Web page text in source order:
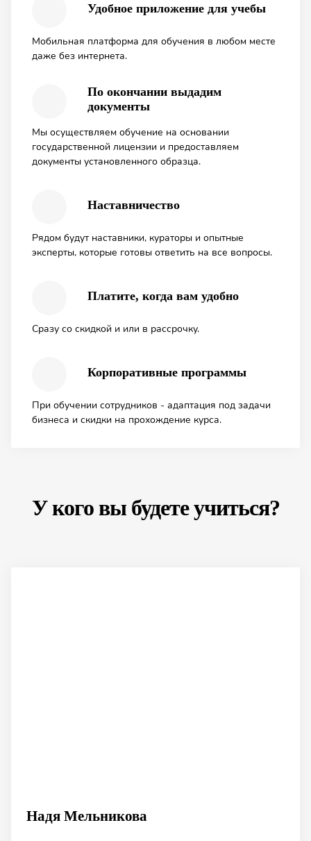
Удобное приложение для учебы
Мобильная платформа для обучения в любом месте
даже без интернета.
По окончании выдадим
документы
Мы осуществляем обучение на основании
государственной лицензии и предоставляем
документы установленного образца.
Наставничество
Рядом будут наставники, кураторы и опытные
эксперты, которые готовы ответить на все вопросы.
Платите, когда вам удобно
Сразу со скидкой и или в рассрочку.
Корпоративные программы
При обучении сотрудников - адаптация под задачи
бизнеса и скидки на прохождение курса.
У кого вы будете учиться?
Надя Мельникова
Анна Завьялова
Алиса Гулканян